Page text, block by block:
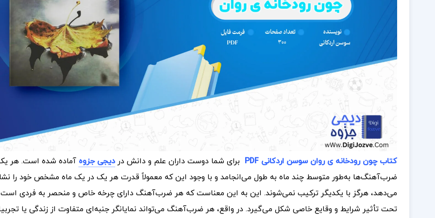
کتاب چون رودخانه ی روان سوسن اردکانی PDF برای شما دوست داران علم و دانش دردیجی جزوه آماده شده است. هر
ضرب‌آهنگ‌ها به‌طور متوسط چند ماه به طول می‌انجامد و با وجود این که معمولاً قدرت هر یک در یک ماه مشخص خود را
می‌دهد، هرگز با یکدیگر ترکیب نمی‌شوند. این به این معناست که هر ضرب‌آهنگ دارای چرخه خاص و منحصر به فردی
تحت تأثیر شرایط و وقایع خاصی شکل می‌گیرد. در واقع، هر ضرب‌آهنگ می‌تواند نمایانگر جنبه‌ای متفاوت از زندگی یا